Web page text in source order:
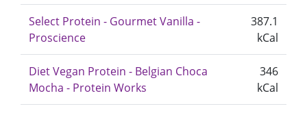
Select Protein - Gourmet Vanilla -
Proscience
387.1
kCal
Diet Vegan Protein - Belgian Choca
Mocha - Protein Works
346
kCal